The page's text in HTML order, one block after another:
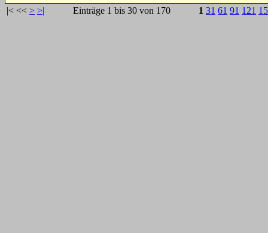
|< << > >| Einträge 1 bis 30 von 170 1 31 61 91 121